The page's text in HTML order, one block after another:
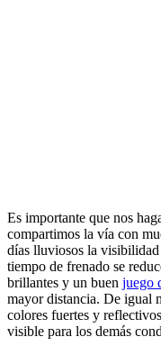
Es importante que nos
compartimos la vía con
días lluviosos la
tiempo de frenado se
brillantes y un buen juego
mayor distancia. De igual
colores fuertes y
visible para los demás